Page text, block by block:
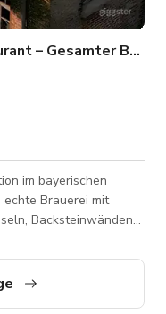
130 Jahre Altes Brauereirestaurant – Gesamter Bereich
im bayerischen
Brauerei mit
Backsteinwänden
die Location ein